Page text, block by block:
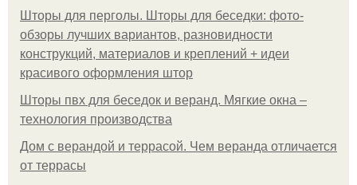
Шторы для перголы. Шторы для беседки: фото-
обзоры лучших вариантов, разновидности
конструкций, материалов и креплений + идеи
красивого оформления штор
Шторы пвх для беседок и веранд. Мягкие окна –
технология производства
Дом с верандой и террасой. Чем веранда отличается
от террасы